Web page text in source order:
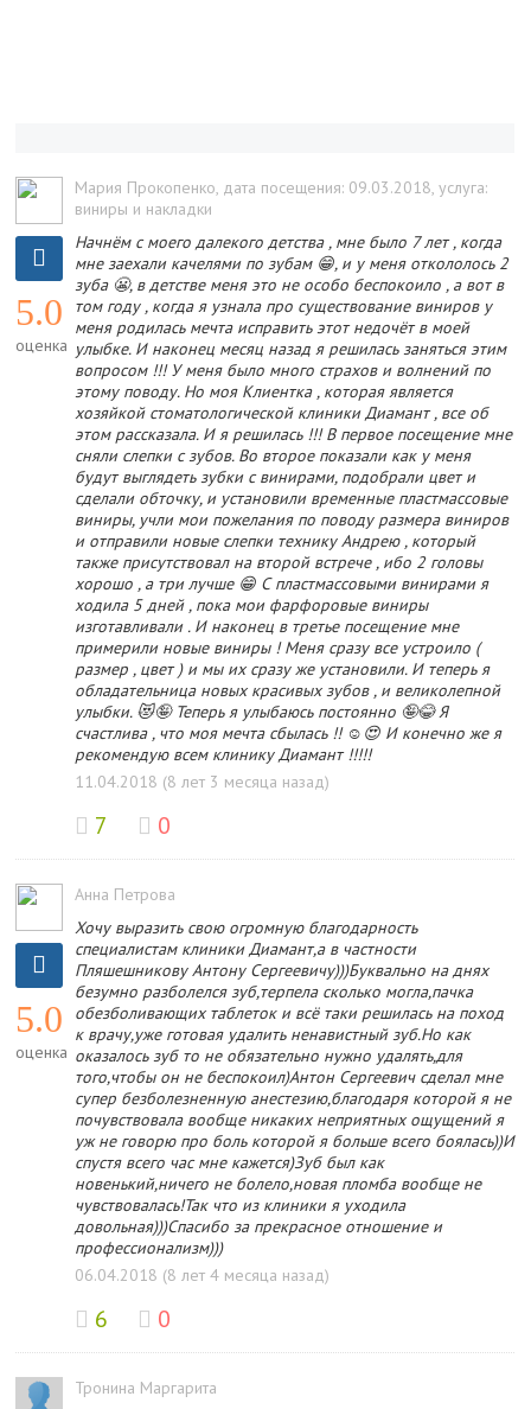
5.0
оценка
Мария Прокопенко, дата посещения: 09.03.2018, услуга:
виниры и накладки
Начнём с моего далекого детства , мне было 7 лет , когда
мне заехали качелями по зубам 😁, и у меня откололось 2
зуба 😬, в детстве меня это не особо беспокоило , а вот в
том году , когда я узнала про существование виниров у
меня родилась мечта исправить этот недочёт в моей
улыбке. И наконец месяц назад я решилась заняться этим
вопросом !!! У меня было много страхов и волнений по
этому поводу. Но моя Клиентка , которая является
хозяйкой стоматологической клиники Диамант , все об
этом рассказала. И я решилась !!! В первое посещение мне
сняли слепки с зубов. Во второе показали как у меня
будут выглядеть зубки с винирами, подобрали цвет и
сделали обточку, и установили временные пластмассовые
виниры, учли мои пожелания по поводу размера виниров
и отправили новые слепки технику Андрею , который
также присутствовал на второй встрече , ибо 2 головы
хорошо , а три лучше 😁 С пластмассовыми винирами я
ходила 5 дней , пока мои фарфоровые виниры
изготавливали . И наконец в третье посещение мне
примерили новые виниры ! Меня сразу все устроило (
размер , цвет ) и мы их сразу же установили. И теперь я
обладательница новых красивых зубов , и великолепной
улыбки. 😻🤪 Теперь я улыбаюсь постоянно 🤪😂 Я
счастлива , что моя мечта сбылась !! ☺️😍 И конечно же я
рекомендую всем клинику Диамант !!!!!
11.04.2018 (8 лет 3 месяца назад)
7 0
5.0
оценка
Анна Петрова
Хочу выразить свою огромную благодарность
специалистам клиники Диамант,а в частности
Пляшешникову Антону Сергеевичу)))Буквально на днях
безумно разболелся зуб,терпела сколько могла,пачка
обезболивающих таблеток и всё таки решилась на поход
к врачу,уже готовая удалить ненавистный зуб.Но как
оказалось зуб то не обязательно нужно удалять,для
того,чтобы он не беспокоил)Антон Сергеевич сделал мне
супер безболезненную анестезию,благодаря которой я не
почувствовала вообще никаких неприятных ощущений я
уж не говорю про боль которой я больше всего боялась))И
спустя всего час мне кажется)Зуб был как
новенький,ничего не болело,новая пломба вообще не
чувствовалась!Так что из клиники я уходила
довольная)))Спасибо за прекрасное отношение и
профессионализм)))
06.04.2018 (8 лет 4 месяца назад)
6 0
Тронина Маргарита